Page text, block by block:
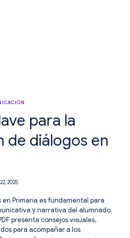
para la
de diálogos en
2025
Primaria es fundamental para
y narrativa del alumnado.
presenta consejos visuales,
para acompañar a los